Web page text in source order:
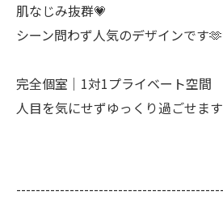
肌なじみ抜群💗
シーン問わず人気のデザインです
完全個室｜1対1プライベート空間
人目を気にせずゆっくり過ごせま